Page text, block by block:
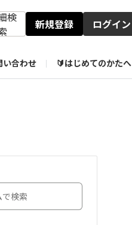
検
新規登録 ログイン
い合わせ 🔰はじめてのかたへ